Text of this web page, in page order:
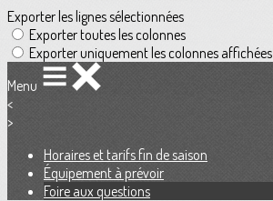
Exporter les lignes sélectionnées
Exporter toutes les colonnes
Exporter uniquement les colonnes affichées
Menu
<
>
Horaires et tarifs fin de saison
Équipement à prévoir
Foire aux questions